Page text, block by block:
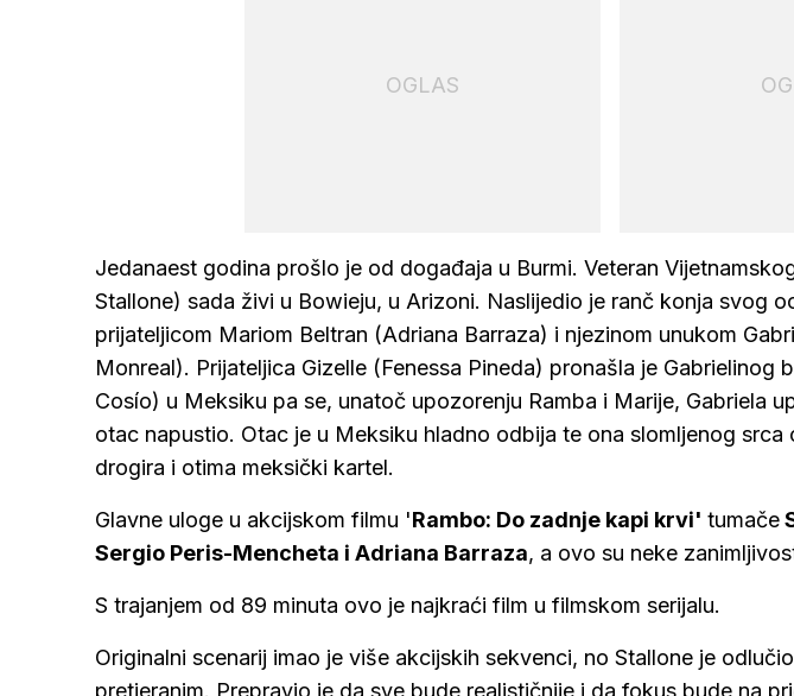
OGLAS
Jedanaest godina prošlo je od događaja u Burmi. Veteran
Stallone) sada živi u Bowieju, u Arizoni. Naslijedio je ranč konja svog
prijateljicom Mariom Beltran (Adriana Barraza) i njezinom unukom
Monreal). Prijateljica Gizelle (Fenessa Pineda) pronašla je Gabrielinog
Cosío) u Meksiku pa se, unatoč upozorenju Ramba i Marije, Gabriela
otac napustio. Otac je u Meksiku hladno odbija te ona slomljenog srca
drogira i otima meksički kartel.
Glavne uloge u akcijskom filmu 'Rambo: Do zadnje kapi krvi' tumače
Sergio Peris-Mencheta i Adriana Barraza, a ovo su neke
S trajanjem od 89 minuta ovo je najkraći film u filmskom serijalu.
Originalni scenarij imao je više akcijskih sekvenci, no Stallone je
pretjeranim. Prepravio je da sve bude realističnije i da fokus bude na